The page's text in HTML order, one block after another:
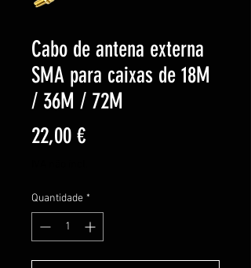
Cabo de antena externa
SMA para caixas de 18M
/ 36M / 72M
22,00 €Preço
Quantidade *